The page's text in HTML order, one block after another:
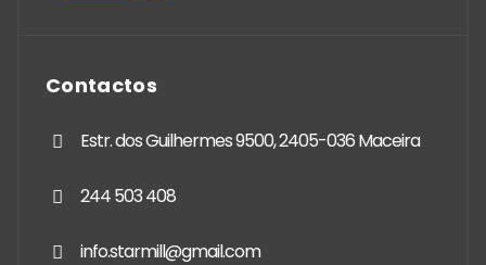
Contactos
Estr. dos Guilhermes 9500, 2405-036 Maceira
244 503 408
info.starmill@gmail.com